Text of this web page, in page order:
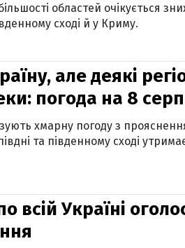
областей очікується
сході й у Криму.
але деякі
погода на 8
хмарну погоду з
та південному сході
всій Україні